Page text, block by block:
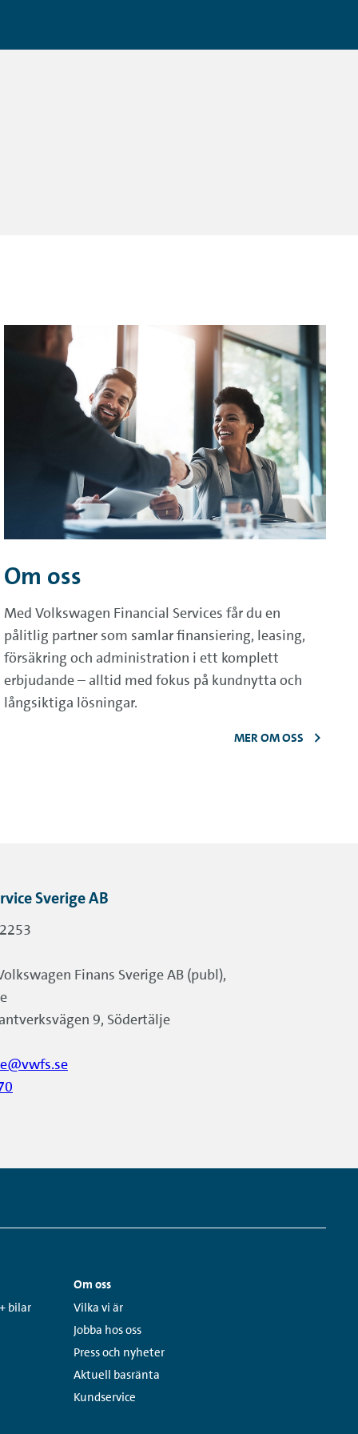
Om oss
Med Volkswagen Financial Services får du en
pålitlig partner som samlar finansiering, leasing,
försäkring och administration i ett komplett
erbjudande – alltid med fokus på kundnytta och
långsiktiga lösningar.
MER OM OSS
Sverige AB
Finans Sverige AB (publ),
9, Södertälje
bilar
Om oss
Links:
Vilka vi är
Jobba hos oss
Press och nyheter
Aktuell basränta
Kundservice